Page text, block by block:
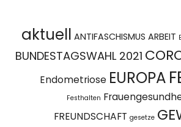
aktuell ANTIFASCHISMUS ARBEIT
BUNDESTAGSWAHL 2021
Endometriose EUROPA
Festhalten
FREUNDSCHAFT gesetze